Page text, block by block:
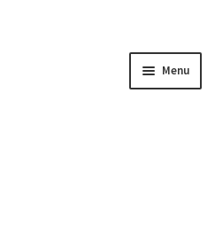
Menu